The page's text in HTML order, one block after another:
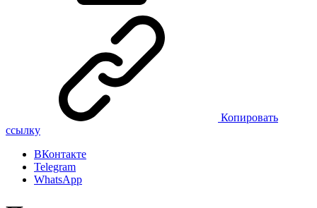
Копировать
ссылку
ВКонтакте
Telegram
WhatsApp